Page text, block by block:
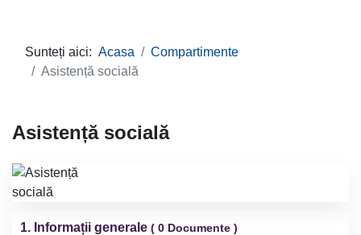
Sunteți aici: Acasa
Compartimente
Asistență socială
Asistență socială
1. Informații generale ( 0 Documente )